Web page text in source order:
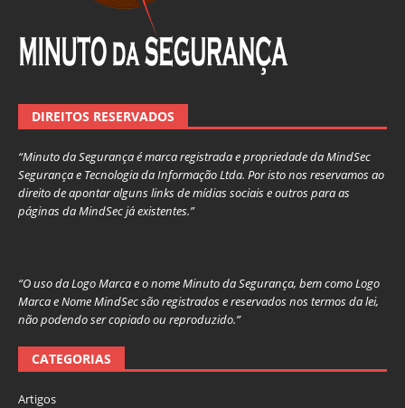
DIREITOS RESERVADOS
“Minuto da Segurança é marca registrada e propriedade da MindSec
Segurança e Tecnologia da Informação Ltda. Por isto nos reservamos ao
direito de apontar alguns links de mídias sociais e outros para as
páginas da MindSec já existentes.”
“O uso da Logo Marca e o nome Minuto da Segurança, bem como Logo
Marca e Nome MindSec são registrados e reservados nos termos da lei,
não podendo ser copiado ou reproduzido.”
CATEGORIAS
Artigos